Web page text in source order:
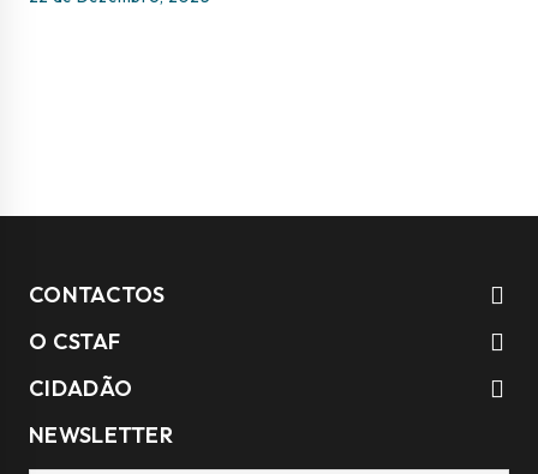
CONTACTOS
O CSTAF
CIDADÃO
NEWSLETTER